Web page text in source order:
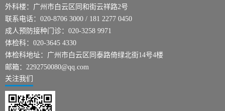
外科楼：广州市白云区同和街云祥路2号
联系电话：020-8706 3000 / 181 2277 0450
成人预防接种门诊：020-3258 9971
体检科：020-3645 4330
体检科地址：广州市白云区同泰路倚绿北街14号4楼
邮箱：2292750080@qq.com
关注我们